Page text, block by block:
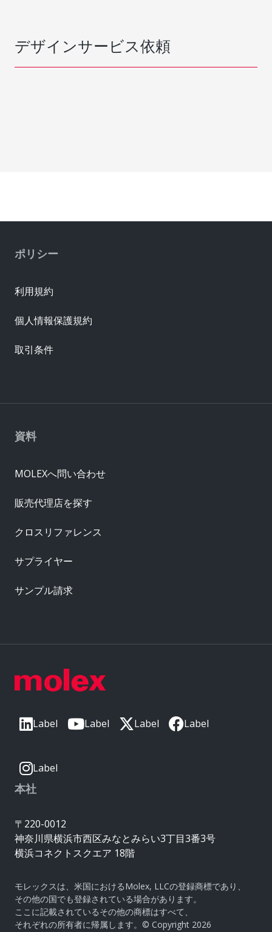
デザインサービス依頼
Label Label Label Label
Label
本社
〒220-0012
神奈川県横浜市西区みなとみらい3丁目3番3号
横浜コネクトスクエア 18階
モレックスは、米国におけるMolex, LLCの登録商標であり、
その他の国でも登録されている場合があります。
ここに記載されているその他の商標はすべて、
それぞれの所有者に帰属します。© Copyright 2026
資料
MOLEXへ問い合わせ
販売代理店を探す
クロスリファレンス
サプライヤー
サンプル請求
ポリシー
利用規約
個人情報保護規約
取引条件